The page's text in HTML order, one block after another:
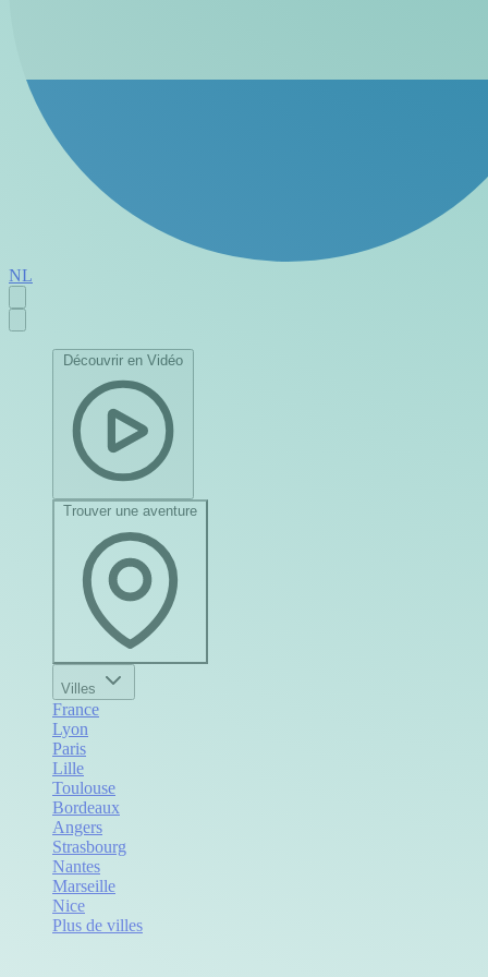
NL
Découvrir en Vidéo
Trouver une aventure
Villes
France
Lyon
Paris
Lille
Toulouse
Bordeaux
Angers
Strasbourg
Nantes
Marseille
Nice
Plus de villes